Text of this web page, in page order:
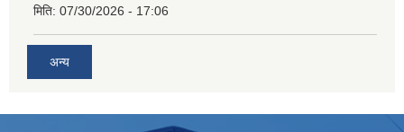
मिति: 07/30/2026 - 17:06
अन्य